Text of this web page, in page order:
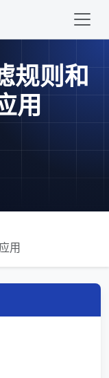
规则和
用
用